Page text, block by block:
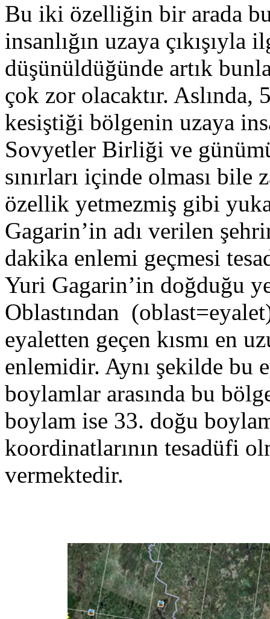
Bu iki özelliğin bir arada
insanlığın uzaya çıkışıyla
düşünüldüğünde artık
çok zor olacaktır. Aslında,
kesiştiği bölgenin uzaya
Sovyetler Birliği ve
sınırları içinde olması
özellik yetmezmiş gibi
Gagarin’in adı verilen
dakika enlemi geçmesi
Yuri Gagarin’in doğduğu
Oblastından
eyaletten geçen kısmı en
enlemidir. Aynı şekilde bu
boylamlar arasında bu
boylam ise 33. doğu
koordinatlarının tesadüfi
vermektedir.